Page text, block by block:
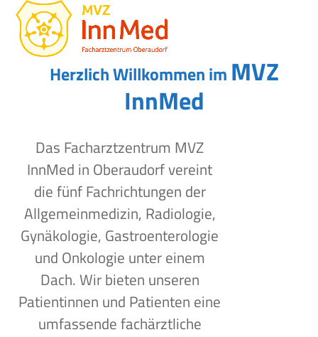
Skip
content
Open
mobile
menu
Close
mobile
menu
Herzlich Willkommen im MVZ
InnMed
Das Facharztzentrum MVZ
InnMed in Oberaudorf vereint
die fünf Fachrichtungen der
Allgemeinmedizin, Radiologie,
Gynäkologie, Gastroenterologie
und Onkologie unter einem
Dach. Wir bieten unseren
Patientinnen und Patienten eine
umfassende fachärztliche